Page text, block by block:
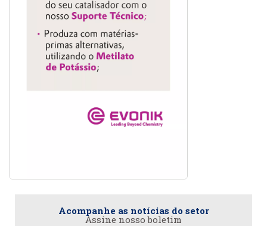
Acompanhe as notícias do setor
Assine nosso boletim